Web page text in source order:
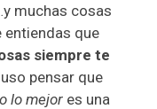
muchas cosas
entiendas que
siempre te
pensar que
lo mejor es una